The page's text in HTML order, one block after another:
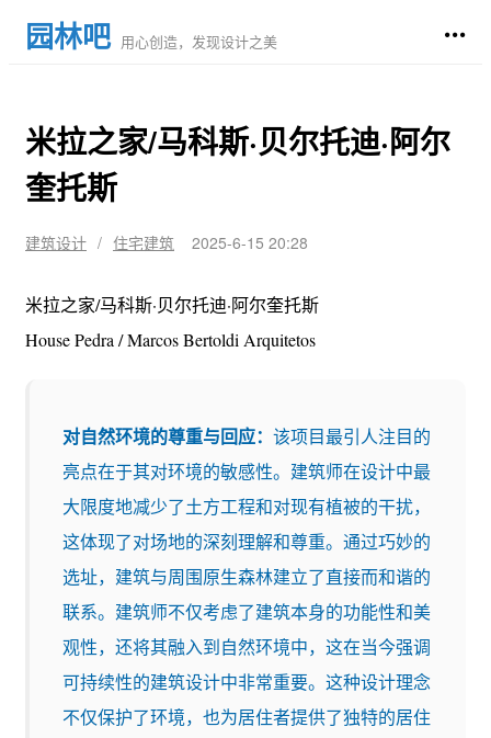
园林吧 用心创造，发现设计之美
米拉之家/马科斯·贝尔托迪·阿尔
奎托斯
建筑设计 / 住宅建筑 2025-6-15 20:28
米拉之家/马科斯·贝尔托迪·阿尔奎托斯
House Pedra / Marcos Bertoldi Arquitetos
对自然环境的尊重与回应： 该项目最引人注目的
亮点在于其对环境的敏感性。建筑师在设计中最
大限度地减少了土方工程和对现有植被的干扰，
这体现了对场地的深刻理解和尊重。通过巧妙的
选址，建筑与周围原生森林建立了直接而和谐的
联系。建筑师不仅考虑了建筑本身的功能性和美
观性，还将其融入到自然环境中，这在当今强调
可持续性的建筑设计中非常重要。这种设计理念
不仅保护了环境，也为居住者提供了独特的居住